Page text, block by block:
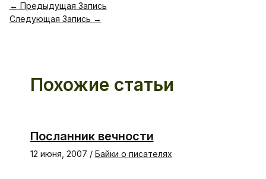
← Предыдущая Запись
Следующая Запись →
Похожие статьи
Посланник вечности
12 июня, 2007 / Байки о писателях